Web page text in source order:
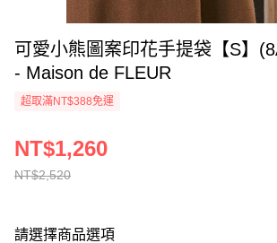
可愛小熊圖案印花手提袋【S】
- Maison de FLEUR
超取滿NT$388免運
NT$2,520
NT$1,260
請選擇商品選項